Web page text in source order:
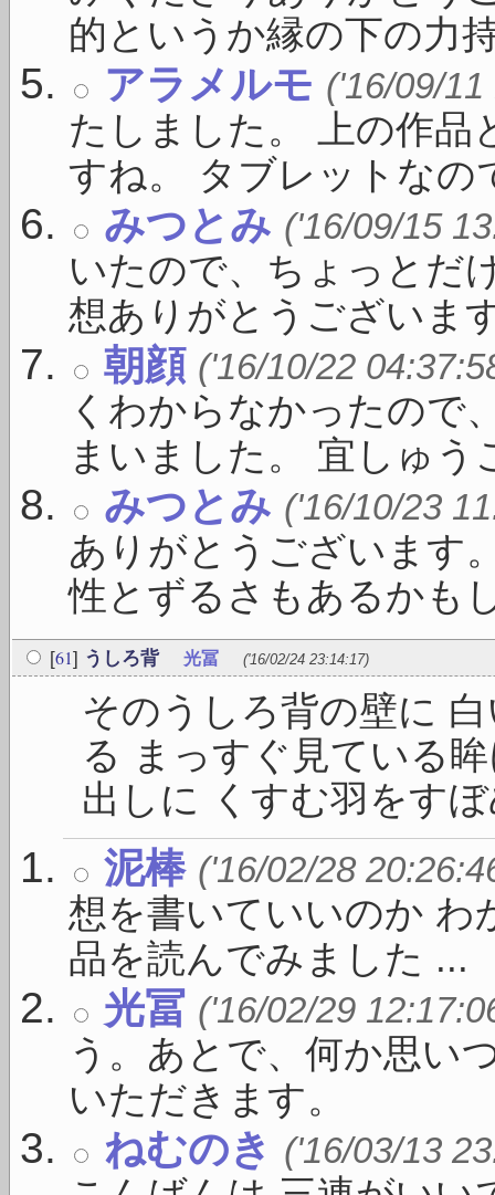
的というか縁の下の力
アラメルモ ('16/09/
たしました。 上の作品
すね。 タブレットなの
みつとみ ('16/09/15
いたので、ちょっとだ
想ありがとうございま
朝顔 ('16/10/22
くわからなかったので
まいました。 宜しゅう
みつとみ ('16/10/23
ありがとうございます
性とずるさもあるかも
[61] うしろ背 光冨 ('16/02/24 23:14:17)
そのうしろ背の壁に
る まっすぐ見ている
出しに くすむ羽をす
泥棒 ('16/02/28
想を書いていいのか わ
品を読んでみました ...
光冨 ('16/02/29
う。あとで、何か思い
いただきます。
ねむのき ('16/03/13